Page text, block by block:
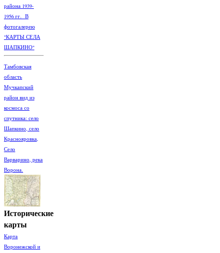
района 1939-
1956 гг. В
фотогалерею
"КАРТЫ СЕЛА
ШАПКИНО"
Тамбовская
область
Мучкапский
район вид из
космоса со
спутника: село
Шапкино, село
Краснояровка,
Село
Варварино, река
Ворона.
Исторические
карты
Карта
Воронежской и